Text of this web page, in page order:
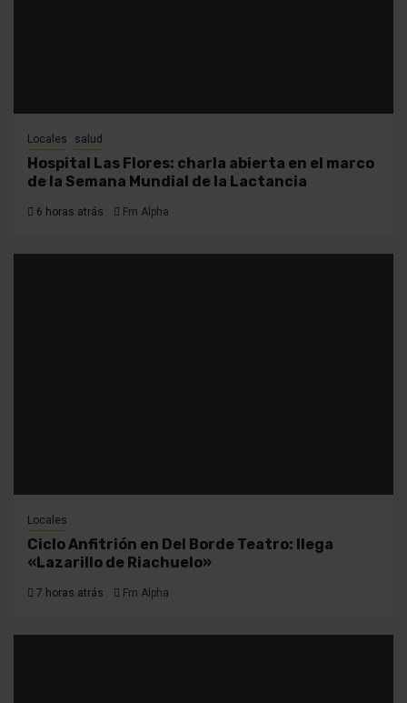
Locales salud
Hospital Las Flores: charla abierta en el marco
de la Semana Mundial de la Lactancia
6 horas atrás Fm Alpha
Locales
Ciclo Anfitrión en Del Borde Teatro: llega
«Lazarillo de Riachuelo»
7 horas atrás Fm Alpha